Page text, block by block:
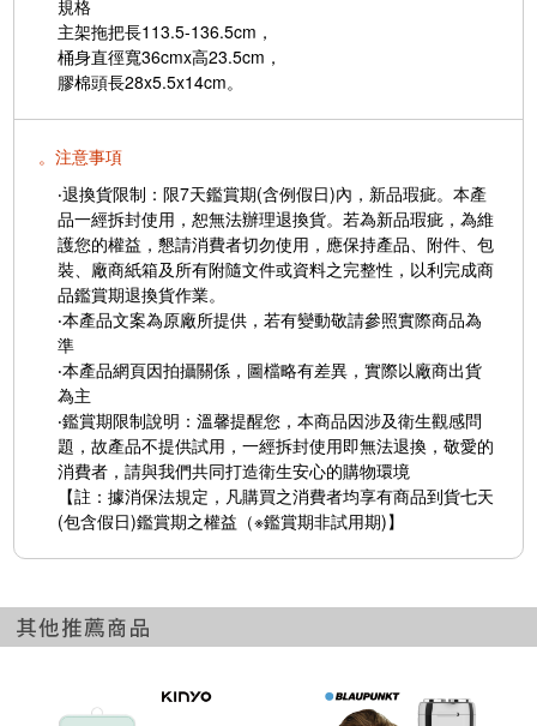
規格
主架拖把長113.5-136.5cm，
桶身直徑寬36cmx高23.5cm，
膠棉頭長28x5.5x14cm。
。注意事項
‧退換貨限制：限7天鑑賞期(含例假日)內，新品瑕疵。本產
品一經拆封使用，恕無法辦理退換貨。若為新品瑕疵，為維
護您的權益，懇請消費者切勿使用，應保持產品、附件、包
裝、廠商紙箱及所有附隨文件或資料之完整性，以利完成商
品鑑賞期退換貨作業。
‧本產品文案為原廠所提供，若有變動敬請參照實際商品為
準
‧本產品網頁因拍攝關係，圖檔略有差異，實際以廠商出貨
為主
‧鑑賞期限制說明：溫馨提醒您，本商品因涉及衛生觀感問
題，故產品不提供試用，一經拆封使用即無法退換，敬愛的
消費者，請與我們共同打造衛生安心的購物環境
【註：據消保法規定，凡購買之消費者均享有商品到貨七天
(包含假日)鑑賞期之權益（※鑑賞期非試用期)】